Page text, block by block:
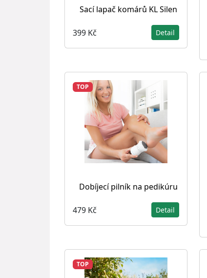
Sací lapač komárů KL Silen
399 Kč Detail
TOP
Dobíjecí pilník na pedikúru
479 Kč Detail
TOP